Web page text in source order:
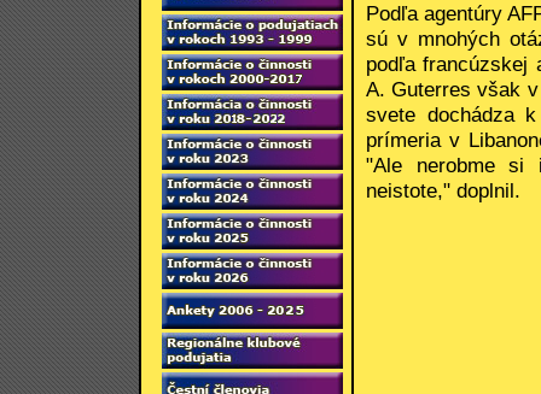
Podľa agentúry
sú v mnohých
podľa francúzskej
A. Guterres však
svete dochádza
prímeria v
"Ale nerobme si
neistote," doplnil.